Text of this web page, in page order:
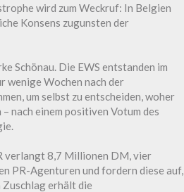
wird zum Weckruf: In Belgien
Konsens zugunsten der
Schönau. Die EWS entstanden im
wenige Wochen nach der
um selbst zu entscheiden, woher
nach einem positiven Votum des
verlangt 8,7 Millionen DM, vier
PR-Agenturen und fordern diese auf,
Zuschlag erhält die